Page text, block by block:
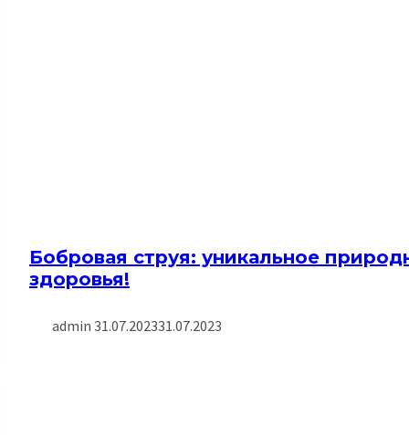
Бобровая струя: уникальное
здоровья!
admin 31.07.202331.07.2023